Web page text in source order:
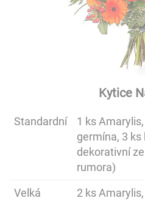
Kytice
Standardní
1 ks
germína, 3
dekorativní
rumora)
Velká
2 ks